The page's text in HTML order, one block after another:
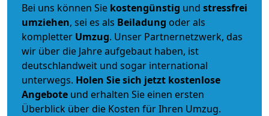
Bei uns können Sie kostengünstig und stressfrei
umziehen, sei es als Beiladung oder als
kompletter Umzug. Unser Partnernetzwerk, das
wir über die Jahre aufgebaut haben, ist
deutschlandweit und sogar international
unterwegs. Holen Sie sich jetzt kostenlose
Angebote und erhalten Sie einen ersten
Überblick über die Kosten für Ihren Umzug.